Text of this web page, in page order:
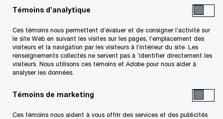
Mise sous séquestre
Dernière mise à jour de la page : le 22 mai 2026
Ce site Internet ne vise qu'à fournir des
débitrice. Nous vous suggérons de consulter un
professionnel si vous avez des questions ou êtes
Témoins d’analytique
Ces témoins nous permettent d’évaluer et de consigner l’activité sur
le site Web en suivant les visites sur les pages, l’emplacement des
visiteurs et la navigation par les visiteurs à l’intérieur du site. Les
renseignements collectés ne servent pas à ’identifier directement les
visiteurs. Nous utilisons ces témoins et Adobe pour nous aider à
analyser les données.
Témoins de marketing
Ces témoins nous aident à vous offrir des services et des publicités